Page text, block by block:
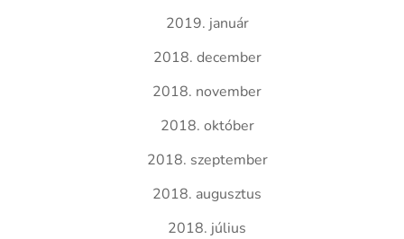
2019. január
2018. december
2018. november
2018. október
2018. szeptember
2018. augusztus
2018. július